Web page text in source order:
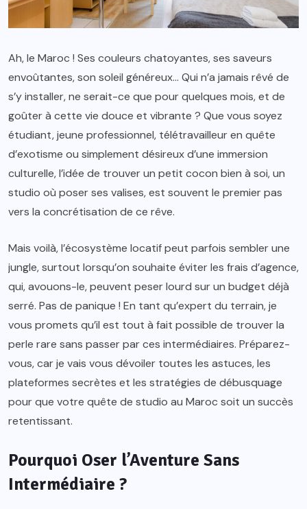
Ah, le Maroc ! Ses couleurs chatoyantes, ses saveurs
envoûtantes, son soleil généreux… Qui n’a jamais rêvé de
s’y installer, ne serait-ce que pour quelques mois, et de
goûter à cette vie douce et vibrante ? Que vous soyez
étudiant, jeune professionnel, télétravailleur en quête
d’exotisme ou simplement désireux d’une immersion
culturelle, l’idée de trouver un petit cocon bien à soi, un
studio où poser ses valises, est souvent le premier pas
vers la concrétisation de ce rêve.
Mais voilà, l’écosystème locatif peut parfois sembler une
jungle, surtout lorsqu’on souhaite éviter les frais d’agence,
qui, avouons-le, peuvent peser lourd sur un budget déjà
serré. Pas de panique ! En tant qu’expert du terrain, je
vous promets qu’il est tout à fait possible de trouver la
perle rare sans passer par ces intermédiaires. Préparez-
vous, car je vais vous dévoiler toutes les astuces, les
plateformes secrètes et les stratégies de débusquage
pour que votre quête de studio au Maroc soit un succès
retentissant.
Pourquoi Oser l’Aventure Sans
Intermédiaire ?